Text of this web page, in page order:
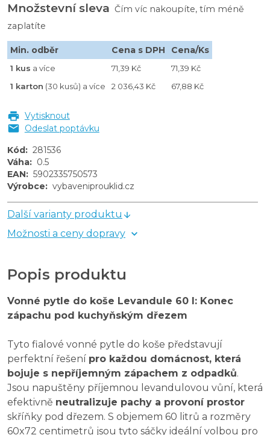
Množstevní sleva Čím víc nakoupíte, tím méně
zaplatíte
Min. odběr Cena s DPH Cena/Ks
1 kus a více 71,39 Kč
71,39 Kč
1 karton (30 kusů) a více 2 036,43 Kč 67,88 Kč
Vytisknout
Odeslat poptávku
Kód : 281536
Váha: 0.5
EAN: 5902335750573
Výrobce: vybaveniprouklid.cz
Další varianty produktu
Možnosti a ceny dopravy
Popis produktu
Vonné pytle do koše Levandule 60 l: Konec
zápachu pod kuchyňským dřezem
Tyto fialové vonné pytle do koše představují
perfektní řešení pro každou domácnost, která
bojuje s nepříjemným zápachem z odpadků.
Jsou napuštěny příjemnou levandulovou vůní, která
efektivně neutralizuje pachy a provoní prostor
skříňky pod dřezem. S objemem 60 litrů a rozměry
60x72 centimetrů jsou tyto sáčky ideální volbou pro